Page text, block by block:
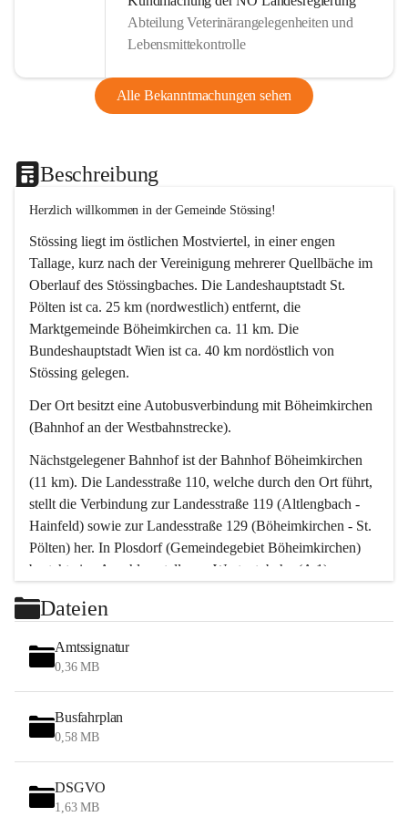
Abteilung Veterinärangelegenheiten und
Lebensmittekontrolle
Alle Bekanntmachungen sehen
Beschreibung
Herzlich willkommen in der Gemeinde Stössing!
Stössing liegt im östlichen Mostviertel, in einer engen
Tallage, kurz nach der Vereinigung mehrerer Quellbäche im
Oberlauf des Stössingbaches. Die Landeshauptstadt St.
Pölten ist ca. 25 km (nordwestlich) entfernt, die
Marktgemeinde Böheimkirchen ca. 11 km. Die
Bundeshauptstadt Wien ist ca. 40 km nordöstlich von
Stössing gelegen.
Der Ort besitzt eine Autobusverbindung mit Böheimkirchen
(Bahnhof an der Westbahnstrecke).
Nächstgelegener Bahnhof ist der Bahnhof Böheimkirchen
(11 km). Die Landesstraße 110, welche durch den Ort führt,
stellt die Verbindung zur Landesstraße 119 (Altlengbach -
Hainfeld) sowie zur Landesstraße 129 (Böheimkirchen - St.
Pölten) her. In Plosdorf (Gemeindegebiet Böheimkirchen)
besteht eine Anschlussstelle zur Westautobahn (A 1).
Wien erreicht man in ca. 45 Minuten.
Stössing zählt noch zum Naherholungsraum Wien sowie
zum Naherholungsraum St. Pölten. Viele Bauernhöfe hatten
„ihre Wiener“. Seit 1960 bauten viele Wiener
Wochenendhäuser im Gemeindegebiet. Wegen des
waldreichen Jagdgebietes haben viele Jagdpächter ihre
Das Wandern ist aus touristischer Sicht die bedeutendste
Tätigkeit. Das hügelige Gebiet mit Wanderwegen durch
Dateien
Amtssignatur
0,36 MB
Busfahrplan
0,58 MB
DSGVO
1,63 MB